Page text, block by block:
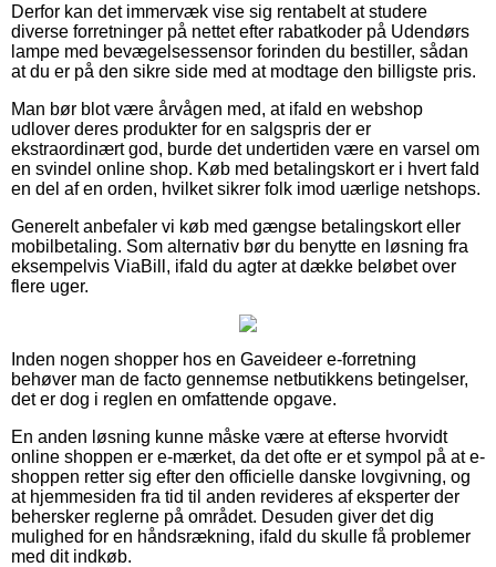
Derfor kan det immervæk vise sig rentabelt at studere
diverse forretninger på nettet efter rabatkoder på Udendørs
lampe med bevægelsessensor forinden du bestiller, sådan
at du er på den sikre side med at modtage den billigste pris.
Man bør blot være årvågen med, at ifald en webshop
udlover deres produkter for en salgspris der er
ekstraordinært god, burde det undertiden være en varsel om
en svindel online shop. Køb med betalingskort er i hvert fald
en del af en orden, hvilket sikrer folk imod uærlige netshops.
Generelt anbefaler vi køb med gængse betalingskort eller
mobilbetaling. Som alternativ bør du benytte en løsning fra
eksempelvis ViaBill, ifald du agter at dække beløbet over
flere uger.
Inden nogen shopper hos en Gaveideer e-forretning
behøver man de facto gennemse netbutikkens betingelser,
det er dog i reglen en omfattende opgave.
En anden løsning kunne måske være at efterse hvorvidt
online shoppen er e-mærket, da det ofte er et sympol på at e-
shoppen retter sig efter den officielle danske lovgivning, og
at hjemmesiden fra tid til anden revideres af eksperter der
behersker reglerne på området. Desuden giver det dig
mulighed for en håndsrækning, ifald du skulle få problemer
med dit indkøb.